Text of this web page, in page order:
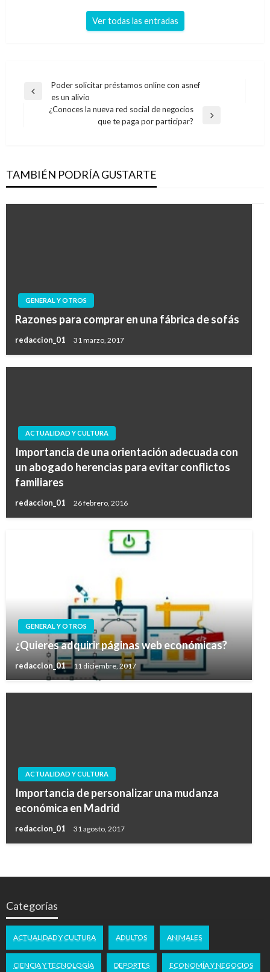
Ver todas las entradas
Navegación
Entrada
anterior
Poder solicitar préstamos online con asnef
es un alivio
¿Conoces la nueva red social de negocios
que te paga por participar?
TAMBIÉN PODRÍA GUSTARTE
GENERAL Y OTROS
Razones para comprar en una fábrica de sofás
redaccion_01 31 marzo, 2017
ACTUALIDAD Y CULTURA
Importancia de una orientación adecuada con
un abogado herencias para evitar conflictos
familiares
redaccion_01 26 febrero, 2016
GENERAL Y OTROS
¿Quieres adquirir páginas web económicas?
redaccion_01 11 diciembre, 2017
ACTUALIDAD Y CULTURA
Importancia de personalizar una mudanza
económica en Madrid
redaccion_01 31 agosto, 2017
Categorías
ACTUALIDAD Y CULTURA ADULTOS ANIMALES
CIENCIA Y TECNOLOGÍA DEPORTES ECONOMÍA Y NEGOCIOS